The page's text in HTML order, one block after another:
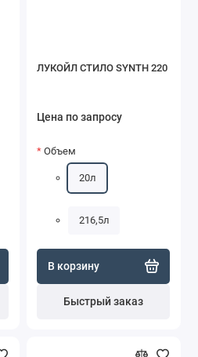
ЛУКОЙЛ СТИЛО SYNTH 220
Цена по запросу
Объем
20л
216,5л
В корзину
Быстрый заказ